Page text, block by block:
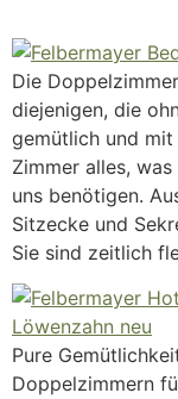
Die
diejenigen, die
gemütlich und
Zimmer alles,
uns benötigen.
Sitzecke und
Sie sind zeitlich
Pure
Doppelzimmern